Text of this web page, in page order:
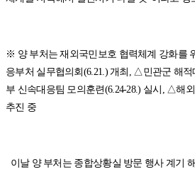
※ 양 부처는 재외국민보호 협력체계 강화를
응부처 실무협의회(6.21.) 개최, △민관군 해적
부 신속대응팀 모의훈련(6.24-28.) 실시, △해
추진 중
이날 양 부처는 종합상황실 방문 행사 계기